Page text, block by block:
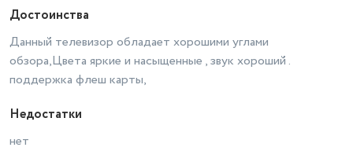
Достоинства
Данный телевизор обладает хорошими углами
обзора,Цвета яркие и насыщенные , звук хороший .
поддержка флеш карты,
Недостатки
нет